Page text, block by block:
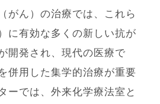
がん）の治療では、これら
に有効な多くの新しい抗が
開発され、現代の医療で
併⽤した集学的治療が重要
ーでは、外来化学療法室と